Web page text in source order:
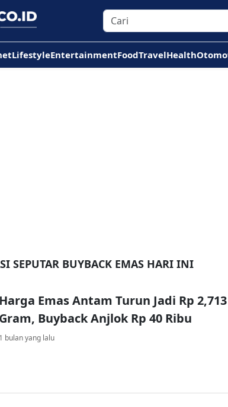
LifestyleEntertainmentFoodTravelHealth
SEPUTAR BUYBACK EMAS HARI INI
Harga Emas Antam Turun Jadi Rp
Gram, Buyback Anjlok Rp 40 Ribu
1 bulan yang lalu